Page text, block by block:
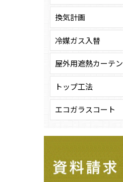
換気計画
冷媒ガス入替
屋外用遮熱カーテン
トップ工法
エコガラスコート